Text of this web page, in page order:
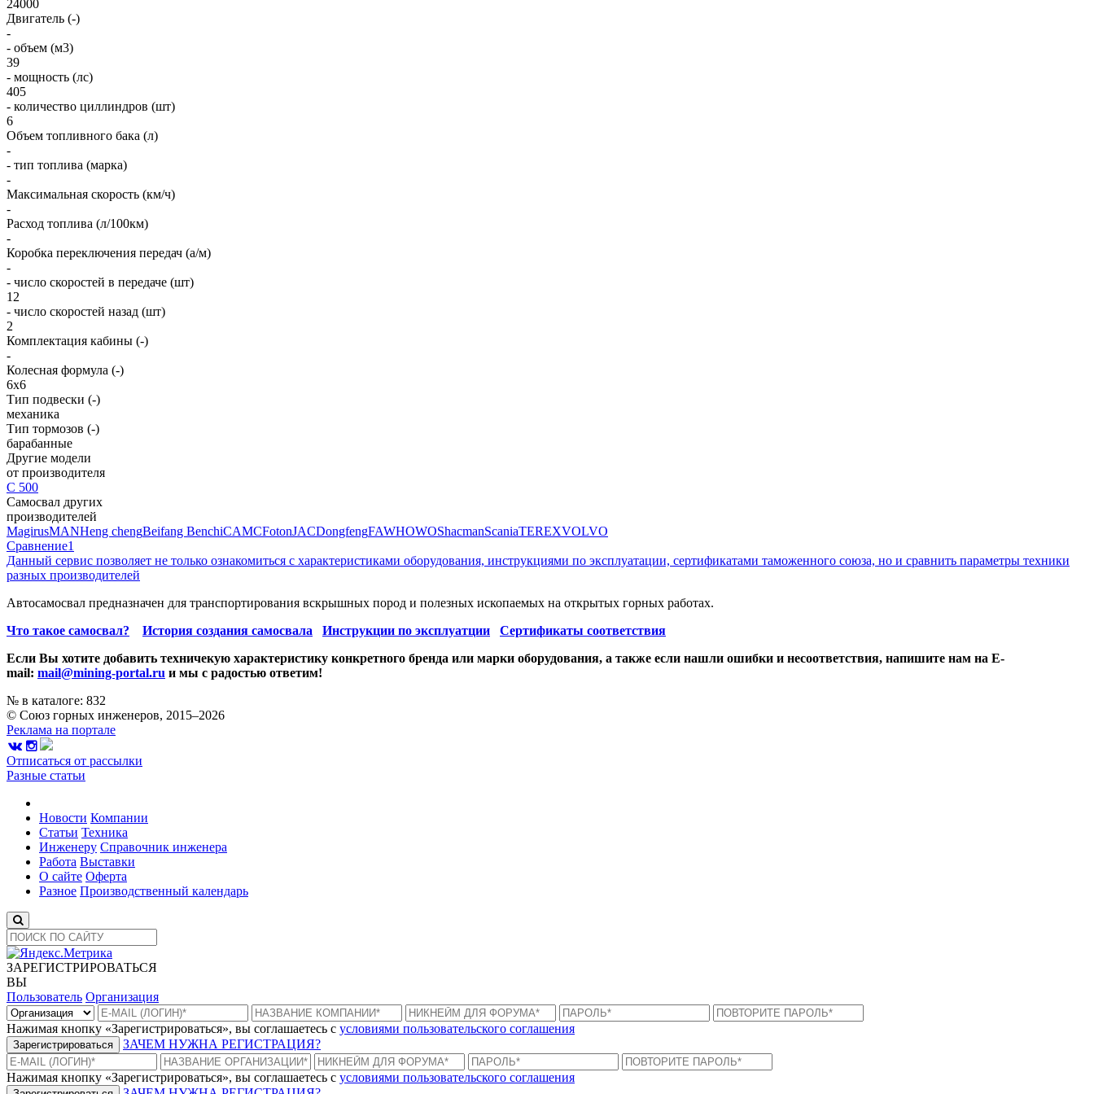
24000
Двигатель (-)
-
- объем (м3)
39
- мощность (лс)
405
- количество циллиндров (шт)
6
Объем топливного бака (л)
-
- тип топлива (марка)
-
Максимальная скорость (км/ч)
-
Расход топлива (л/100км)
-
Коробка переключения передач (а/м)
-
- число скоростей в передаче (шт)
12
- число скоростей назад (шт)
2
Комплектация кабины (-)
-
Колесная формула (-)
6х6
Тип подвески (-)
механика
Тип тормозов (-)
барабанные
Другие модели
от производителя
C 500
Самосвал других
производителей
MagirusMANHeng chengBeifang BenchiCAMCFotonJACDongfengFAWHOWOShacmanScaniaTEREXVOLVO
Сравнение1
Данный сервис позволяет не только ознакомиться с характеристиками оборудования, инструкциями по эксплуатации, сертификатами таможенного союза, но и сравнить параметры техники
разных производителей
Автосамосвал предназначен для транспортирования вскрышных пород и полезных ископаемых на открытых горных работах.
Что такое самосвал?
История создания самосвала Инструкции по эксплуатции
Сертификаты соответствия
Если Вы хотите добавить техничекую характеристику конкретного бренда или марки оборудования, а также если нашли ошибки и несоответствия, напишите нам на E-
mail: mail@mining-portal.ru и мы с радостью ответим!
№ в каталоге: 832
© Союз горных инженеров, 2015–2026
Реклама на портале
Отписаться от рассылки
Разные статьи
Новости Компании
Статьи Техника
Инженеру Справочник инженера
Работа Выставки
О сайте Оферта
Разное Производственный календарь
ЗАРЕГИСТРИРОВАТЬСЯ
ВЫ
Пользователь Организация
Нажимая кнопку «Зарегистрироваться», вы соглашаетесь с условиями пользовательского соглашения
Зарегистрироваться ЗАЧЕМ НУЖНА РЕГИСТРАЦИЯ?
Нажимая кнопку «Зарегистрироваться», вы соглашаетесь с условиями пользовательского соглашения